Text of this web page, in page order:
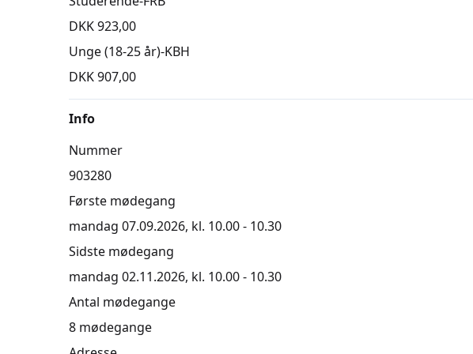
DKK 923,00
Unge (18-25 år)-KBH
DKK 907,00
Info
Nummer
903280
Første mødegang
mandag 07.09.2026, kl. 10.00 - 10.30
Sidste mødegang
mandag 02.11.2026, kl. 10.00 - 10.30
Antal mødegange
8 mødegange